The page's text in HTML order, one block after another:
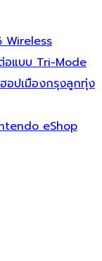
Wireless
อแบบ Tri-Mode
อปเมืองกรุงลูกทุ่ง
eShop